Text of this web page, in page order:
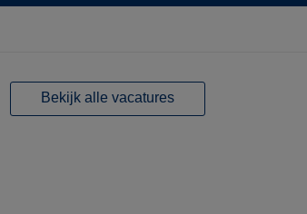
Bekijk alle vacatures